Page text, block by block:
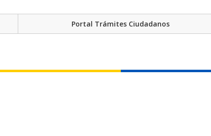
Portal Trámites Ciudadanos